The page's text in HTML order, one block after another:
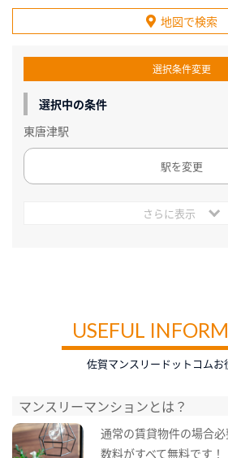
地図で検索
選択条件変更
選択中の条件
東唐津駅
駅を変更
さらに表示
USEFUL
佐賀マンスリードットコムお
マンスリーマンションとは？
通常の賃貸物件の場合
数料がすべて無料です！